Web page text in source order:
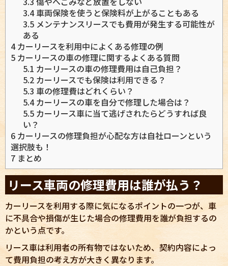
3.4車両保険を使うと保険料が上がることもある
3.5 メンテナンスリースでも費用が発生する可能性が
ある
4カーリースを利用中によくある修理の例
5 カーリースの車の修理に関するよくある質問
5.1 カーリースの車の修理費用は自己負担？
5.2 カーリースでも保険は利用できる？
5.3 車の修理費はどれくらい？
5.4カーリースの車を自分で修理した場合は？
5.5 カーリース車に当て逃げされたらどうすれば良
い？
6 カーリースの修理負担が心配な方は自社ローンという
選択肢も！
7 まとめ
リース車両の修理費用は誰が払う？
カーリースを利用する際に気になるポイントの一つが、車
に不具合や損傷が生じた場合の修理費用を誰が負担するの
かという点です。
リース車は利用者の所有物ではないため、契約内容によっ
て費用負担の考え方が大きく異なります。